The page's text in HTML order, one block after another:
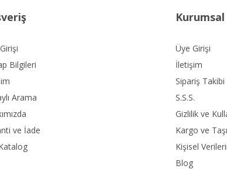
Bilgileri
Arama
ve İade
Kurumsal
Üye Girişi
İletişim
Sipariş Takibi
S.S.S.
Gizlilik ve
Kargo ve
Kişisel
Blog